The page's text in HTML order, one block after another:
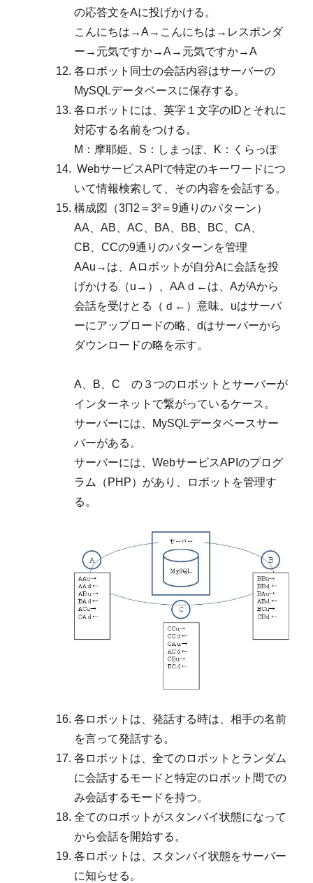
の応答文をAに投げかける。
こんにちは→A→こんにちは→レスポンダ
ー→元気ですか→A→元気ですか→A
各ロボット同士の会話内容はサーバーの
MySQLデータベースに保存する。
各ロボットには、英字１文字のIDとそれに
対応する名前をつける。
M：摩耶姫、S：しまっぽ、K：くらっぽ
WebサービスAPIで特定のキーワードにつ
いて情報検索して、その内容を会話する。
構成図（3Π2＝3²＝9通りのパターン）
AA、AB、AC、BA、BB、BC、CA、
CB、CCの9通りのパターンを管理
AAu→は、Aロボットが自分Aに会話を投
げかける（u→）、AAｄ←は、AがAから
会話を受けとる（ｄ←）意味。uはサーバ
ーにアップロードの略、dはサーバーから
ダウンロードの略を示す。
A、B、C の３つのロボットとサーバーが
インターネットで繋がっているケース。
サーバーには、MySQLデータベースサー
バーがある。
サーバーには、WebサービスAPIのプログ
ラム（PHP）があり、ロボットを管理す
る。
各ロボットは、発話する時は、相手の名前
を言って発話する。
各ロボットは、全てのロボットとランダム
に会話するモードと特定のロボット間での
み会話するモードを持つ。
全てのロボットがスタンバイ状態になって
から会話を開始する。
各ロボットは、スタンバイ状態をサーバー
に知らせる。